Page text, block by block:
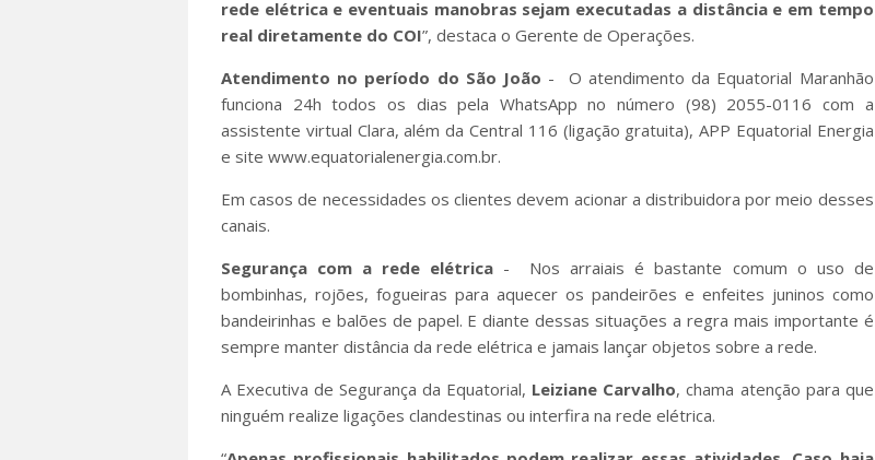
rede elétrica e eventuais manobras sejam executadas a distância e em tempo
real diretamente do COI”, destaca o Gerente de Operações.
Atendimento no período do São João - O atendimento da Equatorial Maranhão
funciona 24h todos os dias pela WhatsApp no número (98) 2055-0116 com a
assistente virtual Clara, além da Central 116 (ligação gratuita), APP Equatorial Energia
e site www.equatorialenergia.com.br.
Em casos de necessidades os clientes devem acionar a distribuidora por meio desses
canais.
Segurança com a rede elétrica - Nos arraiais é bastante comum o uso de
bombinhas, rojões, fogueiras para aquecer os pandeirões e enfeites juninos como
bandeirinhas e balões de papel. E diante dessas situações a regra mais importante é
sempre manter distância da rede elétrica e jamais lançar objetos sobre a rede.
A Executiva de Segurança da Equatorial, Leiziane Carvalho, chama atenção para que
ninguém realize ligações clandestinas ou interfira na rede elétrica.